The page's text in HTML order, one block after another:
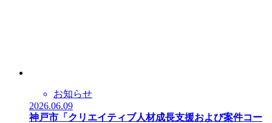
お知らせ
2026.06.09
神戸市「クリエイティブ人材成長支援および案件コー